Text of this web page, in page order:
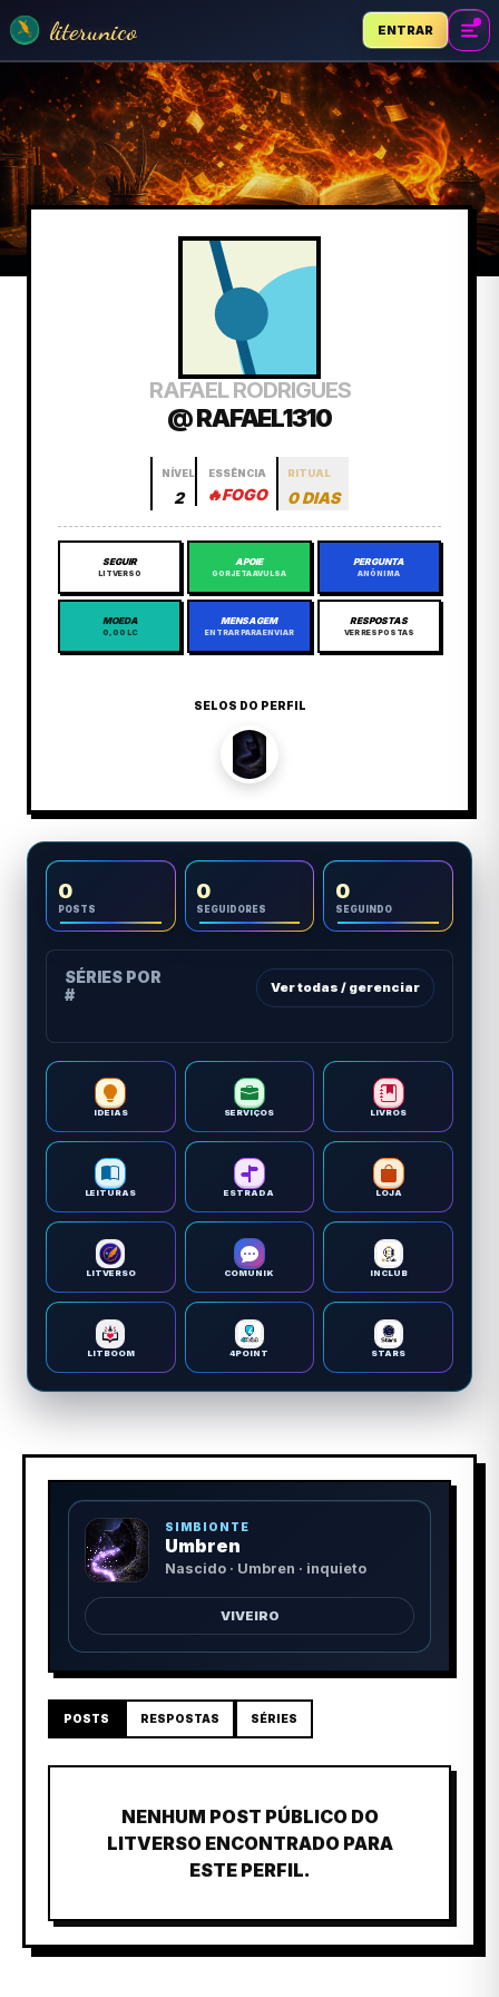
literunico ENTRAR
RAFAEL RODRIGUES
@ RAFAEL1310
NÍVEL
2
ESSÊNCIA
🔥FOGO
RITUAL
0 DIAS
SEGUIR
LITVERSO
APOIE
GORJETA AVULSA
PERGUNTA
ANÔNIMA
MOEDA
0,00 LC
MENSAGEM
ENTRAR PARA ENVIAR
RESPOSTAS
VER RESPOSTAS
SELOS DO PERFIL
0
POSTS
0
SEGUIDORES
0
SEGUINDO
SÉRIES POR
#
Ver todas / gerenciar
IDEIAS SERVIÇOS LIVROS
LEITURAS ESTRADA LOJA
LITVERSO COMUNIK INCLUB
LITBOOM 4POINT STARS
SIMBIONTE
Umbren
Nascido · Umbren · inquieto
VIVEIRO
POSTS RESPOSTAS SÉRIES
NENHUM POST PÚBLICO DO
LITVERSO ENCONTRADO PARA
ESTE PERFIL.